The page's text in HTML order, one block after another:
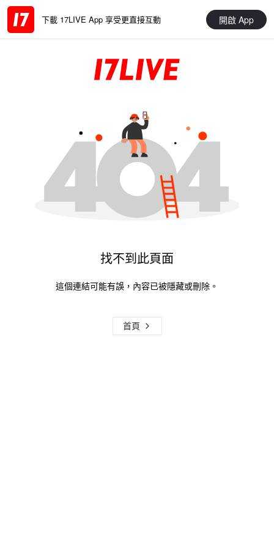
下載 17LIVE App 享受更直接互動 開啟 App
找不到此頁面
這個連結可能有誤，內容已被隱藏或刪除。
首頁